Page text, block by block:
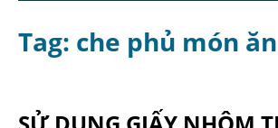
Tag: che phủ món ăn